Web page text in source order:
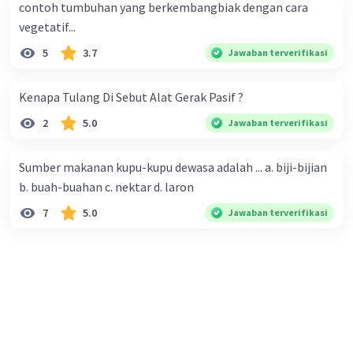
Beri Rating
contoh tumbuhan yang berkembangbiak dengan cara
vegetatif...
5 3.7 Jawaban terverifikasi
Kenapa Tulang Di Sebut Alat Gerak Pasif ?
2 5.0 Jawaban terverifikasi
Sumber makanan kupu-kupu dewasa adalah ... a. biji-bijian
b. buah-buahan c. nektar d. laron
7 5.0 Jawaban terverifikasi